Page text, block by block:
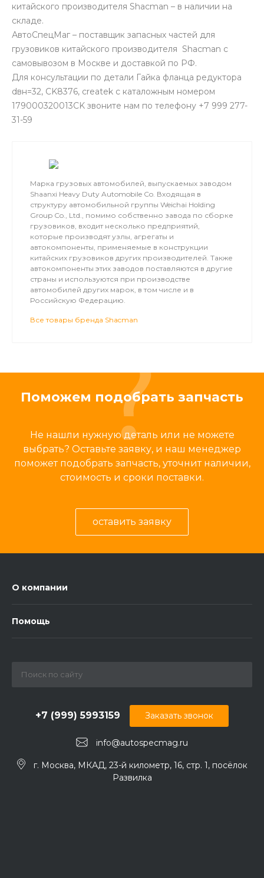
китайского производителя Shacman – в наличии на
складе.
АвтоСпецМаг – поставщик запасных частей для
грузовиков китайского производителя Shacman с
самовывозом в Москве и доставкой по РФ.
Для консультации по детали Гайка фланца редуктора
dвн=32, CK8376, createk с каталожным номером
179000320013CK звоните нам по телефону +7 999 277-
31-59
Марка грузовых автомобилей, выпускаемых заводом
Shaanxi Heavy Duty Automobile Co. Входящая в
структуру автомобильной группы Weichai Holding
Group Co., Ltd., помимо собственно завода по сборке
грузовиков, входит несколько предприятий,
которые производят узлы, агрегаты и
автокомпоненты, применяемые в конструкции
китайских грузовиков других производителей. Также
автокомпоненты этих заводов поставляются в другие
страны и используются при производстве
автомобилей других марок, в том числе и в
Российскую Федерацию.
Все товары бренда Shacman
Поможем подобрать запчасть
Не нашли нужную деталь или не можете
выбрать? Оставьте заявку, и наш менеджер
поможет подобрать запчасть, уточнит наличии,
стоимость и сроки поставки.
оставить заявку
О компании
Помощь
+7 (999) 5993159
info@autospecmag.ru
Заказать звонок
г. Москва, МКАД, 23-й километр, 16, стр. 1, посёлок
Развилка